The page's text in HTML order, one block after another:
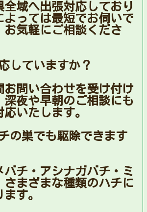
全域へ出張対応しており
よっては最短でお伺いで
お気軽にご相談くださ
していますか？
お問い合わせを受け付け
深夜や早朝のご相談にも
いたします。
の巣でも駆除できます
バチ・アシナガバチ・ミ
さまざまな種類のハチに
す。